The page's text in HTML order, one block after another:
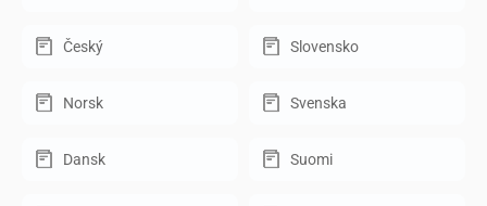
Český Slovensko
Norsk Svenska
Dansk Suomi